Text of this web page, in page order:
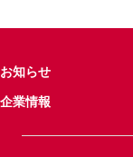
お知らせ
企業情報